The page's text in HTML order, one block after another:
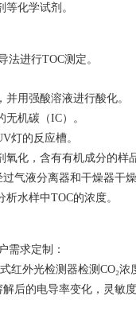
化学试剂。
法进行TOC测定。
用强酸溶液进行酸化。
无机碳（IC）。
灯的反应槽。
氧化，含有有机成分的样
过气液分离器和干燥器
析水样中TOC的浓度。
需求定制：
红外光检测器检测CO₂
解后的电导率变化，灵敏